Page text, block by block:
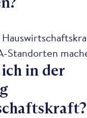
Standorten
in der